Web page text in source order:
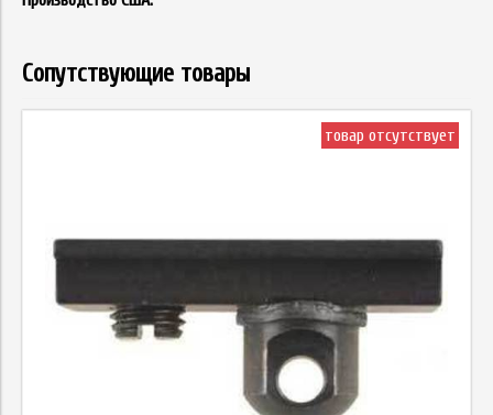
Сопутствующие товары
товар отсутствует